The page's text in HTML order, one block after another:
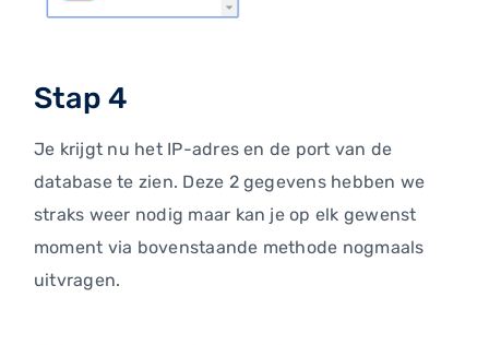
Stap 4
Je krijgt nu het IP-adres en de port van de
database te zien. Deze 2 gegevens hebben we
straks weer nodig maar kan je op elk gewenst
moment via bovenstaande methode nogmaals
uitvragen.